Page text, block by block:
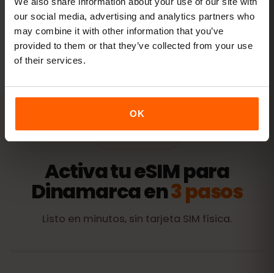
our social media, advertising and analytics partners who
may combine it with other information that you’ve
provided to them or that they’ve collected from your use
of their services.
OK
Todos los valores son orientativos. El consumo real depende
del dispositivo, la configuración de las apps y tu uso.
ACTIVACIÓN
Activa tu eSIM para
Dinamarca en3 pasos
Listo en minutos, sin tarjeta SIM física.